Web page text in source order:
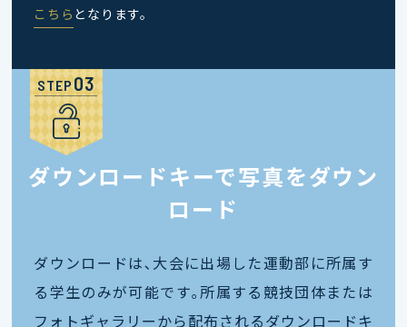
こちら となります。
STEP
ダウンロードキーで写真をダウン
ロード
ダウンロードは､大会に出場した運動部に所属す
る学生のみが可能です｡所属する競技団体または
フォトギャラリーから配布されるダウンロードキ